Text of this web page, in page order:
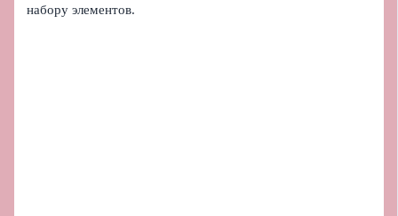
набору элементов.